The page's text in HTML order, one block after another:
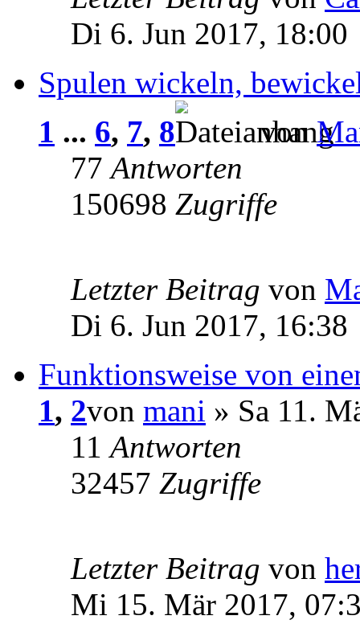
Di 6. Jun 2017, 18:00
Spulen wickeln,
1 ... 6, 7, 8 von
77Antworten
150698 Zugriffe
Letzter Beitrag von
Di 6. Jun 2017, 16:38
Funktionsweise von
1, 2von mani » Sa 11.
11Antworten
32457 Zugriffe
Letzter Beitrag von
Mi 15. Mär 2017,